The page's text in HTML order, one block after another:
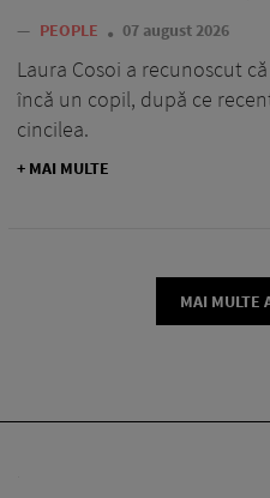
— PEOPLE 07 august 2026
Laura Cosoi a recunoscut
încă un copil, după ce
cincilea.
+ MAI MULTE
MAI MULTE